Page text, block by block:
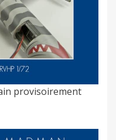
provisoirement